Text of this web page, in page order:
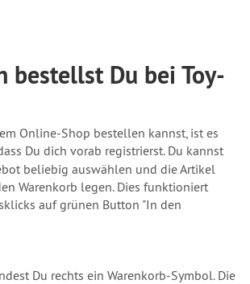
bestellst Du bei Toy-
Online-Shop bestellen kannst, ist es
Du dich vorab registrierst. Du kannst
beliebig auswählen und die Artikel
Warenkorb legen. Dies funktioniert
auf grünen Button "In den
Du rechts ein Warenkorb-Symbol. Die